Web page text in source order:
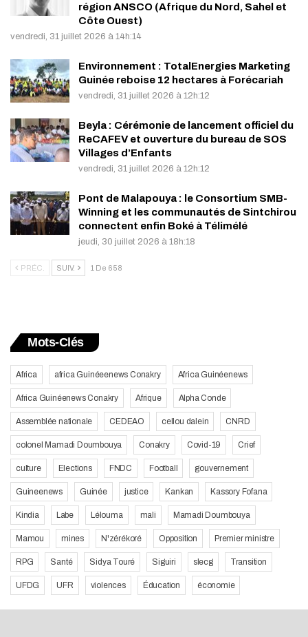
région ANSCO (Afrique du Nord, Sahel et
Côte Ouest)
vendredi, 31 juillet 2026 à 14h:14
Environnement : TotalEnergies Marketing
Guinée reboise 12 hectares à Forécariah
vendredi, 31 juillet 2026 à 12h:12
Beyla : Cérémonie de lancement officiel du
ReCAFEV et ouverture du bureau de SOS
Villages d’Enfants
vendredi, 31 juillet 2026 à 12h:12
Pont de Malapouya : le Consortium SMB-
Winning et les communautés de Sintchirou
connectent enfin Boké à Télimélé
jeudi, 30 juillet 2026 à 18h:18
PRÉC. SUIV. 1 De 658
Mots-Clés
Africa africa Guinéeenews Conakry Africa Guinéenews
Africa Guinéenews Conakry Afrique Alpha Conde
Assemblée nationale CEDEAO cellou dalein CNRD
colonel Mamadi Doumbouya Conakry Covid-19 Crief
culture Elections FNDC Football gouvernement
Guineenews Guinée justice Kankan Kassory Fofana
Kindia Labe Lélouma mali Mamadi Doumbouya
Mamou mines N'zérékoré Opposition Premier ministre
RPG Santé Sidya Touré Siguiri slecg Transition
UFDG UFR violences Éducation économie